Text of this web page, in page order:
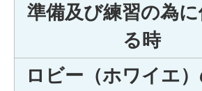
準備及び練習の為
る時
ロビー（ホワイエ